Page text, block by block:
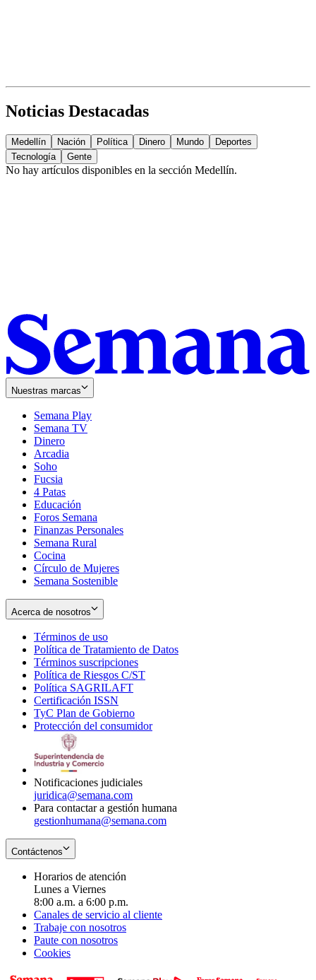
Noticias Destacadas
Medellín Nación Política Dinero Mundo
Deportes
Tecnología
Gente
No hay artículos disponibles en la sección Medellín.
Nuestras marcas
Semana Play
Semana TV
Dinero
Arcadia
Soho
in
new
window
Fucsia
in
new
window
4 Patas
Educación
Foros Semana
Finanzas Personales
Semana Rural
Cocina
Círculo de Mujeres
Semana Sostenible
Acerca de nosotros
Términos de uso
in
new
window
Política de Tratamiento de Datos
Términos suscripciones
in
Política de Riesgos C/ST
Política SAGRILAFT
new
window
Certificación ISSN
in
new
TyC Plan de Gobierno
in
Protección del consumidorOpens
Notificaciones judiciales
juridica@semana.com
Para contactar a gestión humana
gestionhumana@semana.com
Contáctenos
Horarios de atención
Lunes a Viernes
8:00 a.m. a 6:00 p.m.
Canales de servicio al cliente
Trabaje con nosotros
Paute con nosotros
Cookies